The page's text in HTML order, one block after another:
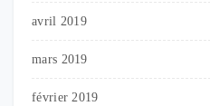
avril 2019
mars 2019
février 2019